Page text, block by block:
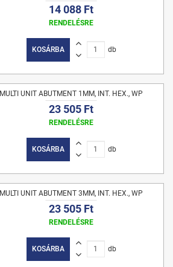
14 088 Ft
RENDELÉSRE
KOSÁRBA db
MULTI UNIT ABUTMENT 1MM, INT. HEX., WP
23 505 Ft
RENDELÉSRE
KOSÁRBA db
MULTI UNIT ABUTMENT 3MM, INT. HEX., WP
23 505 Ft
RENDELÉSRE
KOSÁRBA db